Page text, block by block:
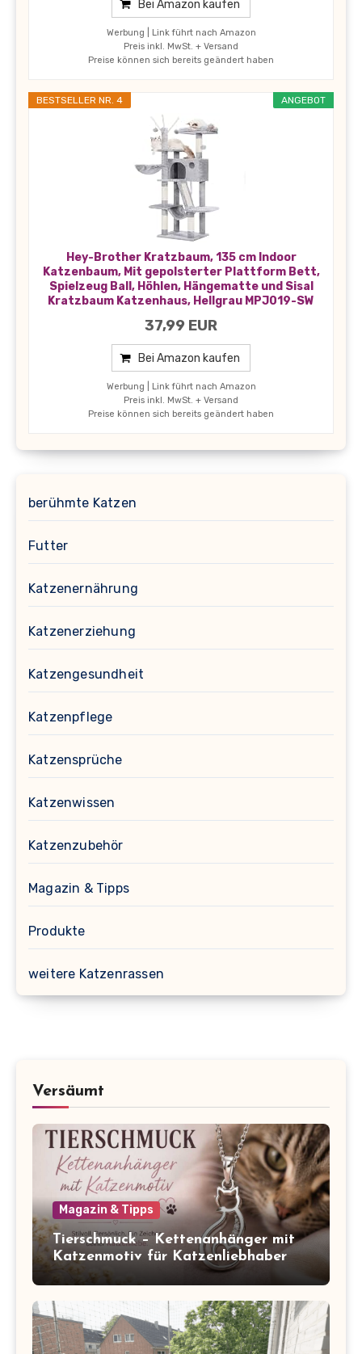
Bei Amazon kaufen
Werbung | Link führt nach Amazon
Preis inkl. MwSt. + Versand
Preise können sich bereits geändert haben
ANGEBOT
BESTSELLER NR. 4
Hey-Brother Kratzbaum, 135 cm Indoor
Katzenbaum, Mit gepolsterter Plattform Bett,
Spielzeug Ball, Höhlen, Hängematte und Sisal
Kratzbaum Katzenhaus, Hellgrau MPJ019-SW
37,99 EUR
Bei Amazon kaufen
Werbung | Link führt nach Amazon
Preis inkl. MwSt. + Versand
Preise können sich bereits geändert haben
berühmte Katzen
Futter
Katzenernährung
Katzenerziehung
Katzengesundheit
Katzenpflege
Katzensprüche
Katzenwissen
Katzenzubehör
Magazin & Tipps
Produkte
weitere Katzenrassen
Versäumt
Magazin & Tipps
Tierschmuck – Kettenanhänger mit
Katzenmotiv für Katzenliebhaber